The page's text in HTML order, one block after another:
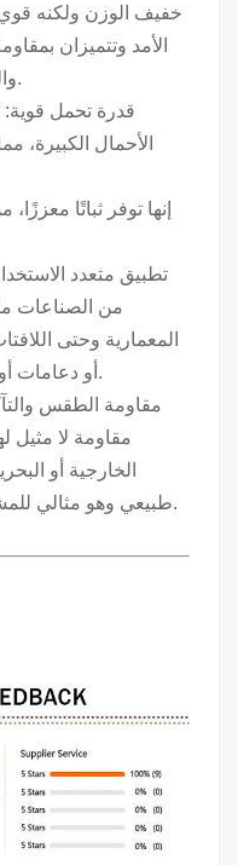
خفيف الوزن ولكنه قوي.
الأمد وتتميزان
والرطوبة ودرجات الحرارة القصوى.
الأحمال الكبيرة،
إنها توفر ثباتًا
من الصناعات
المعمارية وحتى
أو دعامات أو أنظمة تركيب قوية وجذابة بصريًا.
مقاومة لا مثيل
الخارجية أو
طبيعي وهو مثالي للمشروعات التي تتطلب دعامة أخف.